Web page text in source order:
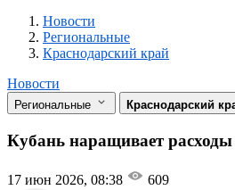
Новости
Разделы
Новости
Региональные
Краснодарский край
Новости
Региональные Краснодарский
Кубань наращивает
17 июн 2026, 08:38 609